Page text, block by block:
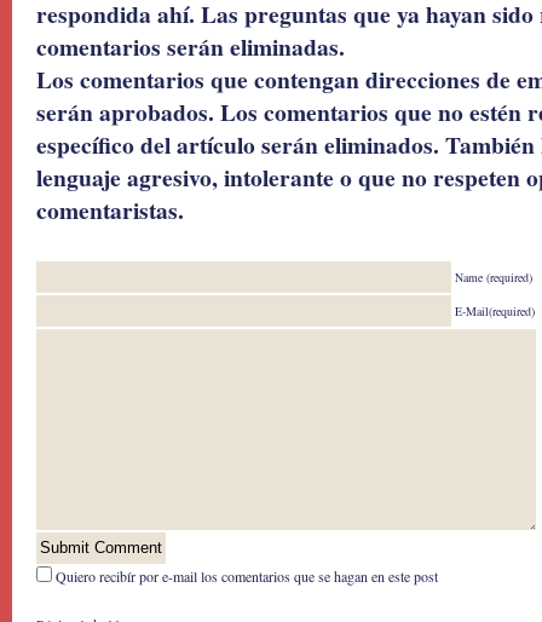
respondida ahí. Las preguntas que ya hayan
comentarios serán eliminadas.
Los comentarios que contengan direcciones de
serán aprobados. Los comentarios que no estén
específico del artículo serán eliminados.
lenguaje agresivo, intolerante o que no respeten
comentaristas.
Name (required)
E-Mail(required)
Quiero recibír por e-mail los comentarios que se hagan en este post